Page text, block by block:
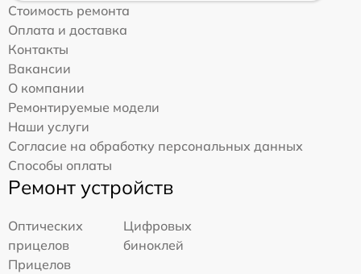
Стоимость ремонта
Оплата и доставка
Контакты
Вакансии
О компании
Ремонтируемые модели
Наши услуги
Согласие на обработку персональных данных
Способы оплаты
Ремонт устройств
Оптических
прицелов
Цифровых
биноклей
Прицелов